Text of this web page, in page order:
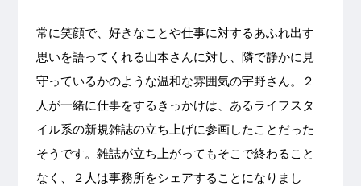
常に笑顔で、好きなことや仕事に対するあふれ出す
思いを語ってくれる山本さんに対し、隣で静かに見
守っているかのような温和な雰囲気の宇野さん。２
人が一緒に仕事をするきっかけは、あるライフスタ
イル系の新規雑誌の立ち上げに参画したことだった
そうです。雑誌が立ち上がってもそこで終わること
なく、２人は事務所をシェアすることになりまし